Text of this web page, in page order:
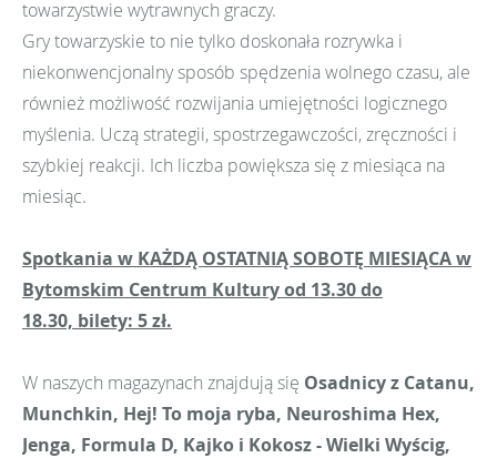
towarzystwie wytrawnych graczy.
Gry towarzyskie to nie tylko doskonała rozrywka i
niekonwencjonalny sposób spędzenia wolnego czasu, ale
również możliwość rozwijania umiejętności logicznego
myślenia. Uczą strategii, spostrzegawczości, zręczności i
szybkiej reakcji. Ich liczba powiększa się z miesiąca na
miesiąc.
Spotkania w KAŻDĄ OSTATNIĄ SOBOTĘ MIESIĄCA w
Bytomskim Centrum Kultury od 13.30 do
18.30, bilety: 5 zł.
W naszych magazynach znajdują się Osadnicy z Catanu,
Munchkin, Hej! To moja ryba, Neuroshima Hex,
Jenga, Formula D, Kajko i Kokosz - Wielki Wyścig,